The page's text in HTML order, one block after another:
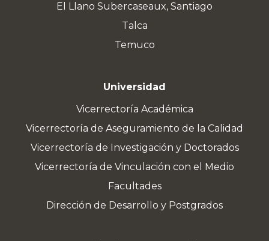
El Llano Subercaseaux, Santiago
Talca
Temuco
Universidad
Vicerrectoría Académica
Vicerrectoría de Aseguramiento de la Calidad
Vicerrectoría de Investigación y Doctorados
Vicerrectoría de Vinculación con el Medio
Facultades
Dirección de Desarrollo y Postgrados